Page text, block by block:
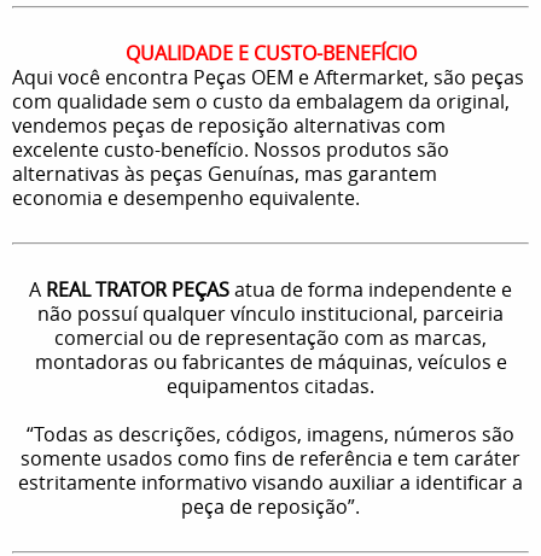
QUALIDADE E CUSTO-BENEFÍCIO
Aqui você encontra Peças OEM e Aftermarket, são peças
com qualidade sem o custo da embalagem da original,
vendemos peças de reposição alternativas com
excelente custo-benefício. Nossos produtos são
alternativas às peças Genuínas, mas garantem
economia e desempenho equivalente.
A REAL TRATOR PEÇASatua de forma independente e
não possuí qualquer vínculo institucional, parceiria
comercial ou de representação com as marcas,
montadoras ou fabricantes de máquinas, veículos e
equipamentos citadas.
“Todas as descrições, códigos, imagens, números são
somente usados como fins de referência e tem caráter
estritamente informativo visando auxiliar a identificar a
peça de reposição”.